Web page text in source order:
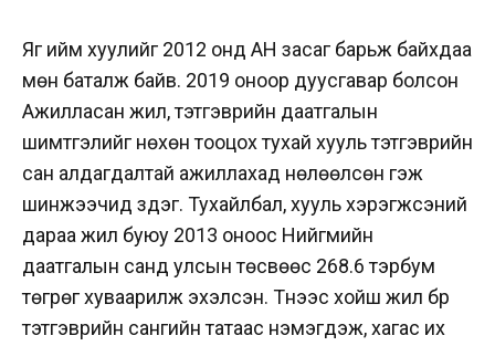
Яг ийм хуулийг 2012 онд АН засаг барьж байхдаа
мөн баталж байв. 2019 оноор дуусгавар болсон
Ажилласан жил, тэтгэврийн даатгалын
шимтгэлийг нөхөн тооцох тухай хууль тэтгэврийн
сан алдагдалтай ажиллахад нөлөөлсөн гэж
шинжээчид үздэг. Тухайлбал, хууль хэрэгжсэний
дараа жил буюу 2013 оноос Нийгмийн
даатгалын санд улсын төсвөөс 268.6 тэрбум
төгрөг хуваарилж эхэлсэн. Түүнээс хойш жил бүр
тэтгэврийн сангийн татаас нэмэгдэж, хагас их